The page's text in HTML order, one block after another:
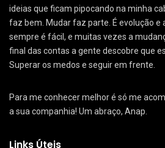
ideias que ficam pipocando na minha
faz bem. Mudar faz parte. É evolução e
sempre é fácil, e muitas vezes a
final das contas a gente descobre que
Superar os medos e seguir em frente.
Para me conhecer melhor é só me
a sua companhia! Um abraço, Anap.
Links Úteis